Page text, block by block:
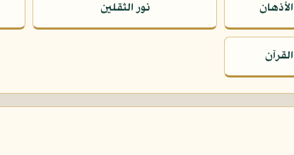
نور الثقلين